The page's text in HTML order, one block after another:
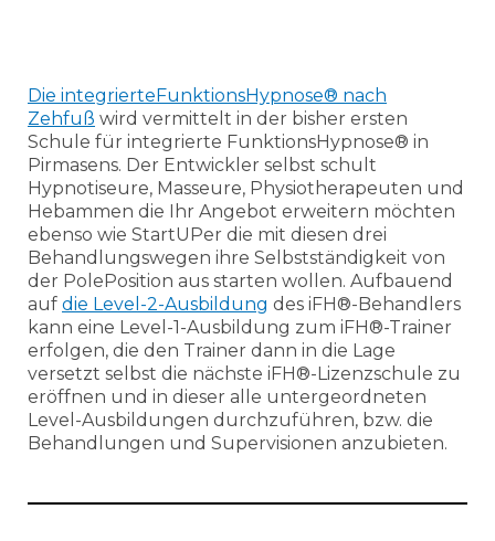
Die integrierteFunktionsHypnose® nach
Zehfuß wird vermittelt in der bisher ersten
Schule für integrierte FunktionsHypnose® in
Pirmasens. Der Entwickler selbst schult
Hypnotiseure, Masseure, Physiotherapeuten und
Hebammen die Ihr Angebot erweitern möchten
ebenso wie StartUPer die mit diesen drei
Behandlungswegen ihre Selbstständigkeit von
der PolePosition aus starten wollen. Aufbauend
auf die Level-2-Ausbildung des iFH®-Behandlers
kann eine Level-1-Ausbildung zum iFH®-Trainer
erfolgen, die den Trainer dann in die Lage
versetzt selbst die nächste iFH®-Lizenzschule zu
eröffnen und in dieser alle untergeordneten
Level-Ausbildungen durchzuführen, bzw. die
Behandlungen und Supervisionen anzubieten.